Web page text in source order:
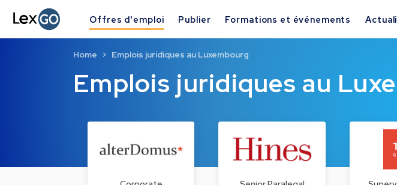
Offres d'emploi Publier Formations et événements
Emplois juridiques au
Home Emplois juridiques au Luxembourg